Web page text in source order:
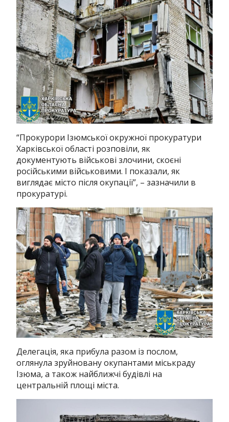
“Прокурори Ізюмської окружної прокуратури
Харківської області розповіли, як
документують військові злочини, скоєні
російськими військовими. І показали, як
виглядає місто після окупації”, – зазначили в
прокуратурі.
Делегація, яка прибула разом із послом,
оглянула зруйновану окупантами міськраду
Ізюма, а також найближчі будівлі на
центральній площі міста.